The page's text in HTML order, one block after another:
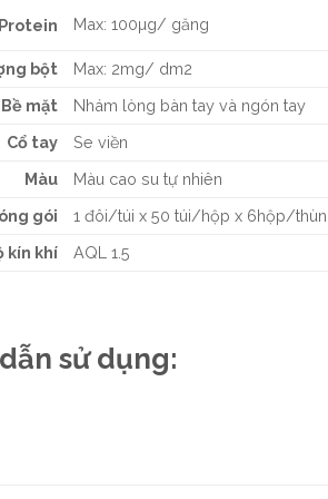
Max: 100µg/ găng
bột
Max: 2mg/ dm2
Bề mặt
Nhám lòng bàn tay và ngón tay
Cổ tay
Se viền
Màu
Màu cao su tự nhiên
gói
1 đôi/túi x 50 túi/hộp x 6hộp/
kín khí
AQL 1.5
sử dụng: